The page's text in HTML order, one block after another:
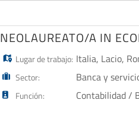
NEOLAUREATO/A IN
Lugar de trabajo: Italia, Lacio,
Sector: Banca y
Función: Contabilidad /